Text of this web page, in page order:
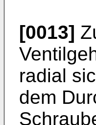
[0013]
radial
dem